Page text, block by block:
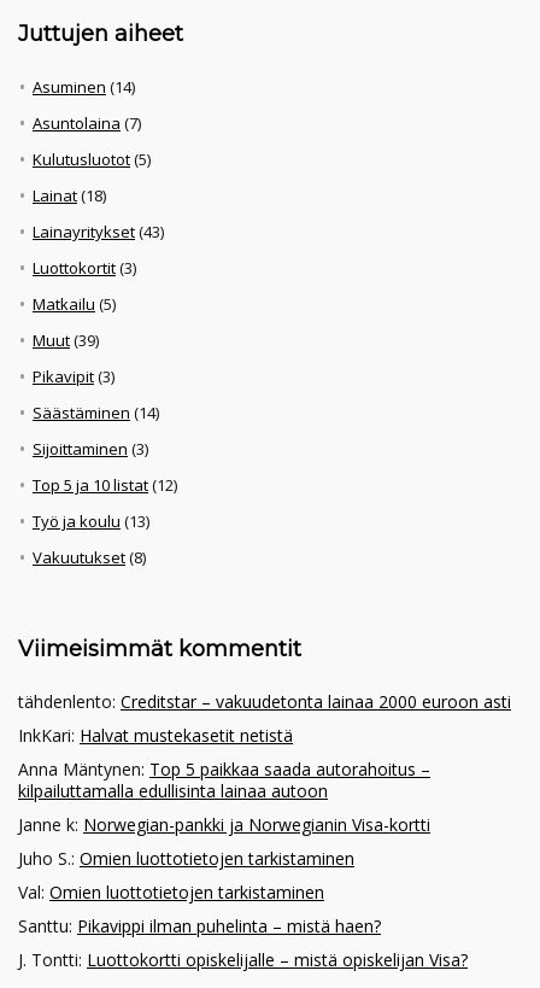
Juttujen aiheet
Asuminen (14)
Asuntolaina (7)
Kulutusluotot(5)
Lainat(18)
Lainayritykset(43)
Luottokortit(3)
Matkailu (5)
Muut(39)
Pikavipit(3)
Säästäminen (14)
Sijoittaminen (3)
Top 5 ja 10 listat(12)
Työ ja koulu (13)
Vakuutukset(8)
Viimeisimmät kommentit
tähdenlento: Creditstar – vakuudetonta lainaa 2000 euroon asti
InkKari: Halvat mustekasetit netistä
Anna Mäntynen: Top 5 paikkaa saada autorahoitus –
kilpailuttamalla edullisinta lainaa autoon
Janne k: Norwegian-pankki ja Norwegianin Visa-kortti
Juho S.: Omien luottotietojen tarkistaminen
Val: Omien luottotietojen tarkistaminen
Santtu: Pikavippi ilman puhelinta – mistä haen?
J. Tontti: Luottokortti opiskelijalle – mistä opiskelijan Visa?